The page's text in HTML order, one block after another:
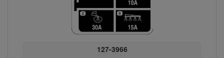
127-3966